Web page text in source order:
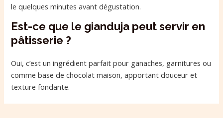
le quelques minutes avant dégustation.
Est-ce que le gianduja peut servir en
pâtisserie ?
Oui, c’est un ingrédient parfait pour ganaches, garnitures ou
comme base de chocolat maison, apportant douceur et
texture fondante.